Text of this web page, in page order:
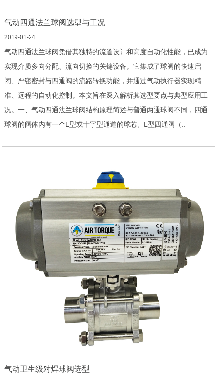
气动四通法兰球阀选型与工况
2019-01-24
气动四通法兰球阀凭借其独特的流道设计和高度自动化性能，已成为
实现介质多向分配、流向切换的关键设备。它集成了球阀的快速启
闭、严密密封与四通阀的流路转换功能，并通过气动执行器实现精
准、远程的自动化控制。本文旨在深入解析其选型要点与典型应用工
况。一、气动四通法兰球阀结构原理简述与普通两通球阀不同，四通
球阀的阀体内有一个L型或十字型通道的球芯。L型四通阀（..
气动卫生级对焊球阀选型